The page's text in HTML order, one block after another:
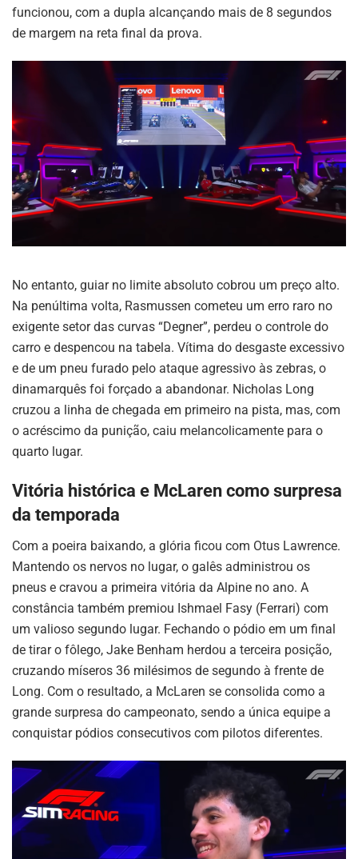
funcionou, com a dupla alcançando mais de 8 segundos
de margem na reta final da prova.
No entanto, guiar no limite absoluto cobrou um preço alto.
Na penúltima volta, Rasmussen cometeu um erro raro no
exigente setor das curvas “Degner”, perdeu o controle do
carro e despencou na tabela. Vítima do desgaste excessivo
e de um pneu furado pelo ataque agressivo às zebras, o
dinamarquês foi forçado a abandonar. Nicholas Long
cruzou a linha de chegada em primeiro na pista, mas, com
o acréscimo da punição, caiu melancolicamente para o
quarto lugar.
Vitória histórica e McLaren como surpresa
da temporada
Com a poeira baixando, a glória ficou com Otus Lawrence.
Mantendo os nervos no lugar, o galês administrou os
pneus e cravou a primeira vitória da Alpine no ano. A
constância também premiou Ishmael Fasy (Ferrari) com
um valioso segundo lugar. Fechando o pódio em um final
de tirar o fôlego, Jake Benham herdou a terceira posição,
cruzando míseros 36 milésimos de segundo à frente de
Long. Com o resultado, a McLaren se consolida como a
grande surpresa do campeonato, sendo a única equipe a
conquistar pódios consecutivos com pilotos diferentes.